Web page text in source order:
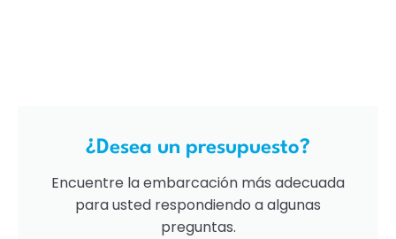
¿Desea un presupuesto?
Encuentre la embarcación más adecuada
para usted respondiendo a algunas
preguntas.